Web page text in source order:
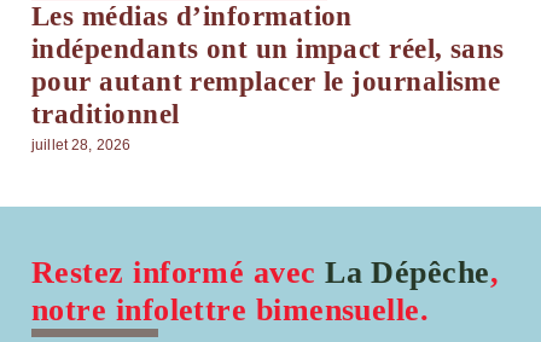
Les médias d’information
indépendants ont un impact réel, sans
pour autant remplacer le journalisme
traditionnel
juillet 28, 2026
Restez informé avecLa Dépêche,
notre infolettre bimensuelle.